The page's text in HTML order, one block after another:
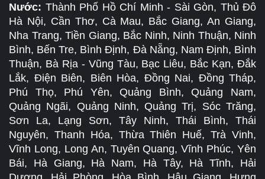
Nước: Thành Phố Hồ Chí Minh - Sài Gòn, Thủ Đô
Hà Nội, Cần Thơ, Cà Mau, Bắc Giang, An Giang,
Nha Trang, Tiền Giang, Bắc Ninh, Ninh Thuận, Ninh
Bình, Bến Tre, Bình Định, Đà Nẵng, Nam Định, Bình
Thuận, Bà Rịa - Vũng Tàu, Bạc Liêu, Bắc Kạn, Đắk
Lắk, Điện Biên, Biên Hòa, Đồng Nai, Đồng Tháp,
Phú Thọ, Phú Yên, Quảng Bình, Quảng Nam,
Quảng Ngãi, Quảng Ninh, Quảng Trị, Sóc Trăng,
Sơn La, Lạng Sơn, Tây Ninh, Thái Bình, Thái
Nguyên, Thanh Hóa, Thừa Thiên Huế, Trà Vinh,
Vĩnh Long, Long An, Tuyên Quang, Vĩnh Phúc, Yên
Bái, Hà Giang, Hà Nam, Hà Tây, Hà Tĩnh, Hải